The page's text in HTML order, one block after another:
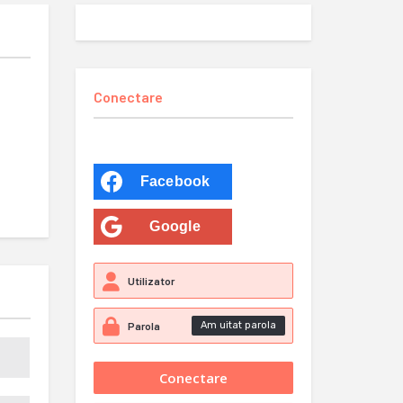
Conectare
Facebook
Google
Am uitat parola